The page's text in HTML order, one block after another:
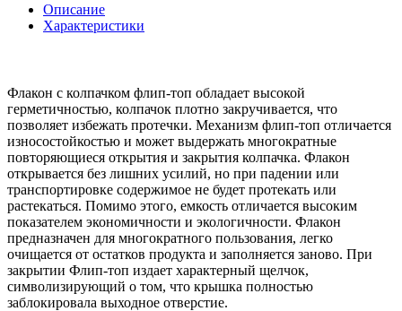
Описание
Характеристики
Флакон с колпачком флип-топ обладает высокой
герметичностью, колпачок плотно закручивается, что
позволяет избежать протечки. Механизм флип-топ отличается
износостойкостью и может выдержать многократные
повторяющиеся открытия и закрытия колпачка. Флакон
открывается без лишних усилий, но при падении или
транспортировке содержимое не будет протекать или
растекаться. Помимо этого, емкость отличается высоким
показателем экономичности и экологичности. Флакон
предназначен для многократного пользования, легко
очищается от остатков продукта и заполняется заново. При
закрытии Флип-топ издает характерный щелчок,
символизирующий о том, что крышка полностью
заблокировала выходное отверстие.